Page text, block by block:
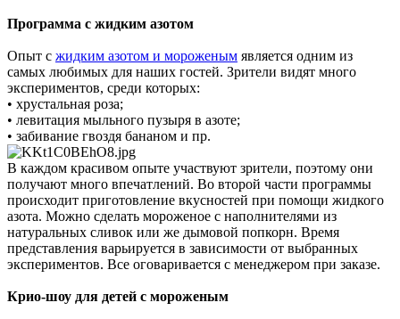
Программа с жидким азотом
Опыт с жидким азотом и мороженым является одним из
самых любимых для наших гостей. Зрители видят много
экспериментов, среди которых:
• хрустальная роза;
• левитация мыльного пузыря в азоте;
• забивание гвоздя бананом и пр.
В каждом красивом опыте участвуют зрители, поэтому они
получают много впечатлений. Во второй части программы
происходит приготовление вкусностей при помощи жидкого
азота. Можно сделать мороженое с наполнителями из
натуральных сливок или же дымовой попкорн. Время
представления варьируется в зависимости от выбранных
экспериментов. Все оговаривается с менеджером при заказе.
Крио-шоу для детей с мороженым